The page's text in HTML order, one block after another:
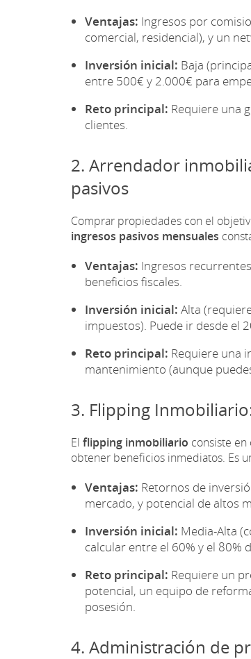
Ventajas: Ingresos por
comercial, residencial), y un
Inversión inicial: Baja
entre 500€ y 2.000€ para
Reto principal: Requiere una
clientes.
2. Arrendador
pasivos
Comprar propiedades con el
ingresos pasivos mensuales
Ventajas: Ingresos
beneficios fiscales.
Inversión inicial: Alta
impuestos). Puede ir desde el
Reto principal: Requiere una
mantenimiento (aunque
3. Flipping
El flipping inmobiliario consiste
obtener beneficios inmediatos. Es
Ventajas: Retornos de
mercado, y potencial de altos
Inversión inicial: Media-Alta
calcular entre el 60% y el 80%
Reto principal: Requiere un
potencial, un equipo de
posesión.
4. Administración de